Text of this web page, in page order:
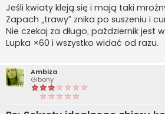
s
t
Jeśli kwiaty kleją się i mają taki
Zapach „trawy” znika po suszeniu i
Nie czekaj za długo, październik jest
Lupka ×60 i wszystko widać od razu.
Ambiza
Gibony